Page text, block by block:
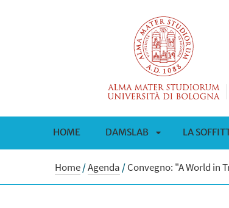
HOME DAMSLAB
APRI
LA
Home/Agenda /Convegno: "A World in